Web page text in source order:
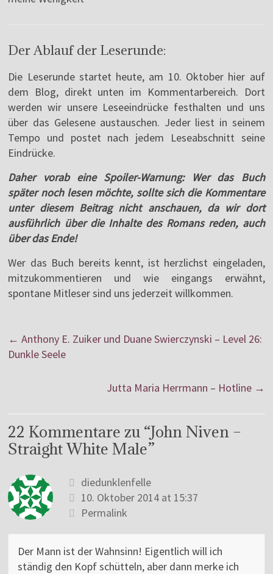
Der Ablauf der Leserunde:
Die Leserunde startet heute, am 10. Oktober hier auf
dem Blog, direkt unten im Kommentarbereich. Dort
werden wir unsere Leseeindrücke festhalten und uns
über das Gelesene austauschen. Jeder liest in seinem
Tempo und postet nach jedem Leseabschnitt seine
Eindrücke.
Daher vorab eine Spoiler-Warnung: Wer das Buch
später noch lesen möchte, sollte sich die Kommentare
unter diesem Beitrag nicht anschauen, da wir dort
ausführlich über die Inhalte des Romans reden, auch
über das Ende!
Wer das Buch bereits kennt, ist herzlichst eingeladen,
mitzukommentieren und wie eingangs erwähnt,
spontane Mitleser sind uns jederzeit willkommen.
← Anthony E. Zuiker und Duane Swierczynski – Level 26:
Dunkle Seele
Jutta Maria Herrmann – Hotline →
22 Kommentare zu “John Niven –
Straight White Male”
diedunklenfelle
10. Oktober 2014 at 15:37
Permalink
Der Mann ist der Wahnsinn! Eigentlich will ich
ständig den Kopf schütteln, aber dann merke ich